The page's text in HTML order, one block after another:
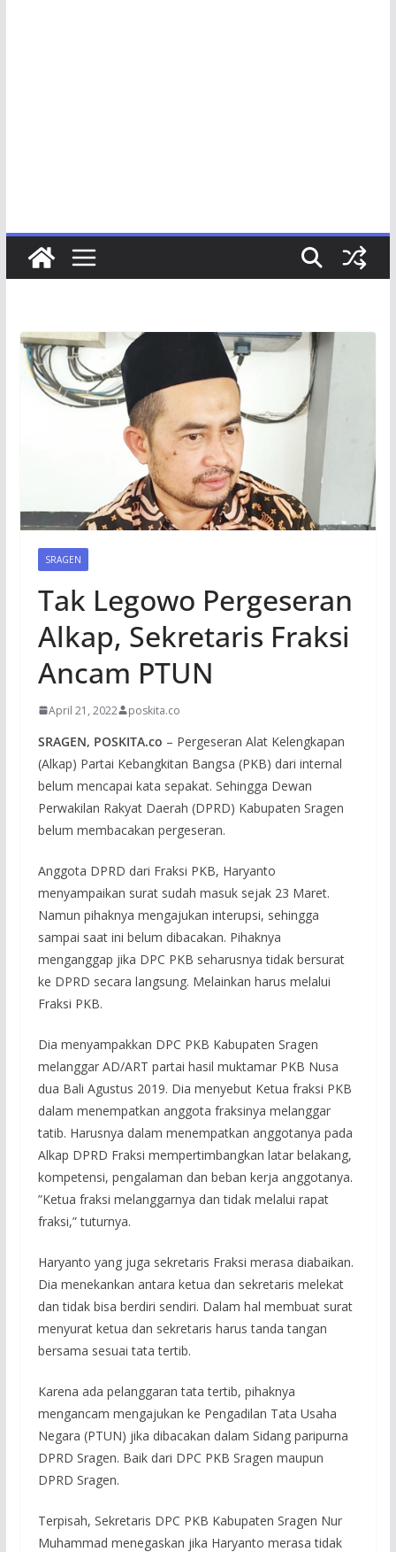
SRAGEN
Tak Legowo Pergeseran
Alkap, Sekretaris Fraksi
Ancam PTUN
April 21, 2022 poskita.co
SRAGEN, POSKITA.co – Pergeseran Alat Kelengkapan
(Alkap) Partai Kebangkitan Bangsa (PKB) dari internal
belum mencapai kata sepakat. Sehingga Dewan
Perwakilan Rakyat Daerah (DPRD) Kabupaten Sragen
belum membacakan pergeseran.
Anggota DPRD dari Fraksi PKB, Haryanto
menyampaikan surat sudah masuk sejak 23 Maret.
Namun pihaknya mengajukan interupsi, sehingga
sampai saat ini belum dibacakan. Pihaknya
menganggap jika DPC PKB seharusnya tidak bersurat
ke DPRD secara langsung. Melainkan harus melalui
Fraksi PKB.
Dia menyampakkan DPC PKB Kabupaten Sragen
melanggar AD/ART partai hasil muktamar PKB Nusa
dua Bali Agustus 2019. Dia menyebut Ketua fraksi PKB
dalam menempatkan anggota fraksinya melanggar
tatib. Harusnya dalam menempatkan anggotanya pada
Alkap DPRD Fraksi mempertimbangkan latar belakang,
kompetensi, pengalaman dan beban kerja anggotanya.
”Ketua fraksi melanggarnya dan tidak melalui rapat
fraksi,” tuturnya.
Haryanto yang juga sekretaris Fraksi merasa diabaikan.
Dia menekankan antara ketua dan sekretaris melekat
dan tidak bisa berdiri sendiri. Dalam hal membuat surat
menyurat ketua dan sekretaris harus tanda tangan
bersama sesuai tata tertib.
Karena ada pelanggaran tata tertib, pihaknya
mengancam mengajukan ke Pengadilan Tata Usaha
Negara (PTUN) jika dibacakan dalam Sidang paripurna
DPRD Sragen. Baik dari DPC PKB Sragen maupun
DPRD Sragen.
Terpisah, Sekretaris DPC PKB Kabupaten Sragen Nur
Muhammad menegaskan jika Haryanto merasa tidak